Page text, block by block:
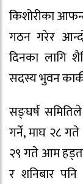
किशोरीका
गठन गरेर
दिनका लागि
सदस्य भुवन
सङ्घर्ष
गर्ने, माघ २८
२९ गते आम
र शनिबार